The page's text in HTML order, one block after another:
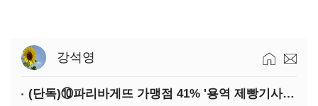
강석영
(단독)⑩파리바게뜨 가맹점 41% '용역 제빵기사 없어'…고용불안 속 브랜드가치도 '흔들'